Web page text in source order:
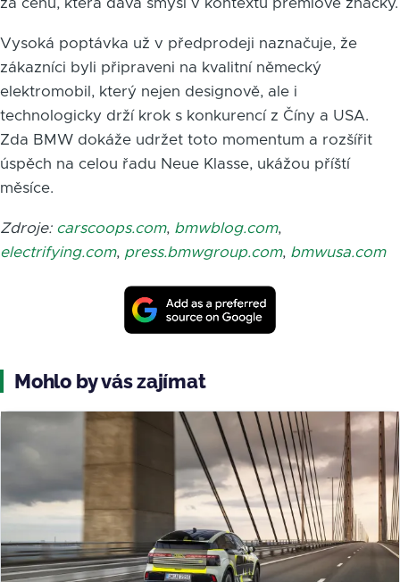
za cenu, která dává smysl v kontextu prémiové značky.
Vysoká poptávka už v předprodeji naznačuje, že
zákazníci byli připraveni na kvalitní německý
elektromobil, který nejen designově, ale i
technologicky drží krok s konkurencí z Číny a USA.
Zda BMW dokáže udržet toto momentum a rozšířit
úspěch na celou řadu Neue Klasse, ukážou příští
měsíce.
Zdroje: carscoops.com, bmwblog.com,
electrifying.com, press.bmwgroup.com, bmwusa.com
Mohlo by vás zajímat